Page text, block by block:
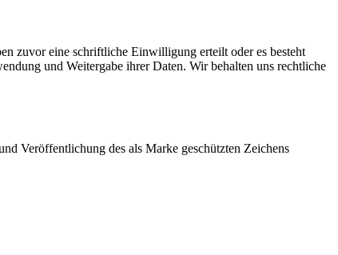
zuvor eine schriftliche Einwilligung erteilt oder es besteht
und Weitergabe ihrer Daten. Wir behalten uns rechtliche
Veröffentlichung des als Marke geschützten Zeichens